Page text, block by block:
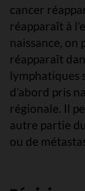
cancer
réapparaît à
naissance, on
réapparaît
lymphatiques
d’abord pris
régionale. Il
autre partie
ou de